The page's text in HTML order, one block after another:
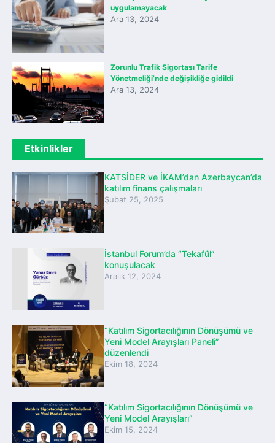
uygulamayacak
Ara 13, 2024
Zorunlu Trafik Sigortası Tarife
Yönetmeliği’nde değişikliğe gidildi
Ara 13, 2024
Etkinlikler
KATSİDER ve İKAM’dan Azerbaycan’da
katılım finans çalışmaları
Şubat 25, 2025
İstanbul Forum’da “Tekafül”
konuşulacak
Aralık 12, 2024
“Katılım Sigortacılığının Dönüşümü ve
Yeni Model Arayışları Paneli”
düzenlendi
Ekim 18, 2024
“Katılım Sigortacılığının Dönüşümü ve
Yeni Model Arayışları”
Ekim 15, 2024